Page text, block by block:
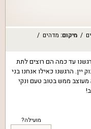
מיקום: מדהים
עד כמה הם רוצים לתת
יין. הרגשנו כאילו אנחנו בני
ממש בטוב טעם ונקי
מועילה?